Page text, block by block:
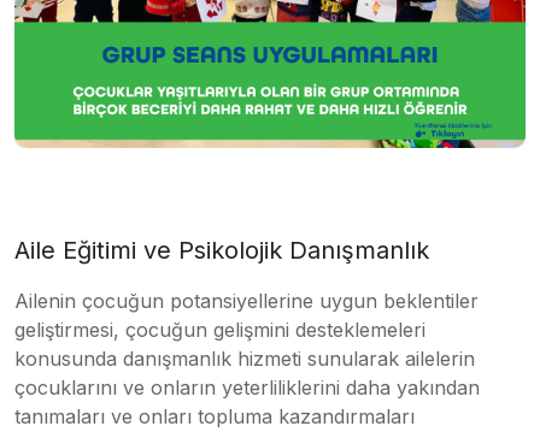
Aile Eğitimi ve Psikolojik Danışmanlık
Ailenin çocuğun potansiyellerine uygun beklentiler
geliştirmesi, çocuğun gelişmini desteklemeleri
konusunda danışmanlık hizmeti sunularak ailelerin
çocuklarını ve onların yeterliliklerini daha yakından
tanımaları ve onları topluma kazandırmaları